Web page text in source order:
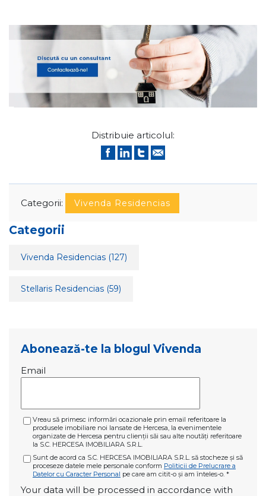
Distribuie articolul:
Categorii: Vivenda Residencias
Categorii
Vivenda Residencias (127)
Stellaris Residencias (59)
Abonează-te la blogul Vivenda
Email
Vreau să primesc informări ocazionale prin email referitoare la
produsele imobiliare noi lansate de Hercesa, la evenimentele
organizate de Hercesa pentru clienții săi sau alte noutăți referitoare
la S.C. HERCESA IMOBILIARA S.R.L.
Sunt de acord ca S.C. HERCESA IMOBILIARA S.R.L. să stocheze și să
proceseze datele mele personale conform Politicii de Prelucrare a
Datelor cu Caracter Personal pe care am citit-o și am înteles-o. *
Your data will be processed in accordance with